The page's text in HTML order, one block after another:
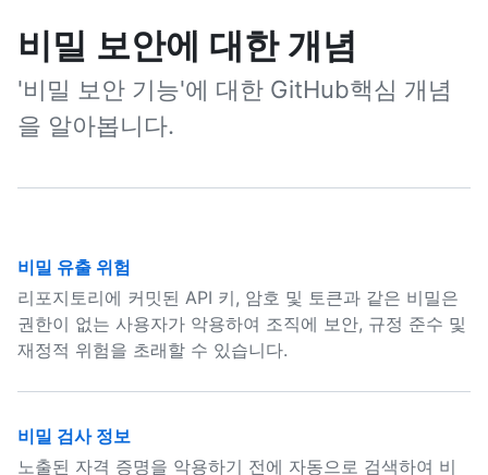
비밀 보안에 대한 개념
'비밀 보안 기능'에 대한 GitHub핵심 개념
을 알아봅니다.
비밀 유출 위험
리포지토리에 커밋된 API 키, 암호 및 토큰과 같은 비밀은
권한이 없는 사용자가 악용하여 조직에 보안, 규정 준수 및
재정적 위험을 초래할 수 있습니다.
비밀 검사 정보
노출된 자격 증명을 악용하기 전에 자동으로 검색하여 비